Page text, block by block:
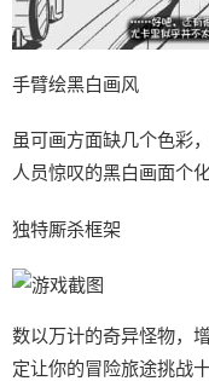
手臂绘黑白画风
虽可画方面缺几个色彩
人员惊叹的黑白画面个
独特厮杀框架
数以万计的奇异怪物，
定让你的冒险旅途挑战